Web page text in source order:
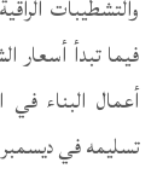
أعمال البناء
تسليمه في ديسمبر 2019.